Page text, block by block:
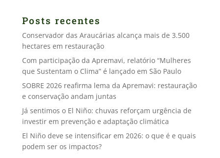
Posts recentes
Conservador das Araucárias alcança mais de 3.500
hectares em restauração
Com participação da Apremavi, relatório “Mulheres
que Sustentam o Clima” é lançado em São Paulo
SOBRE 2026 reafirma lema da Apremavi: restauração
e conservação andam juntas
Já sentimos o El Niño: chuvas reforçam urgência de
investir em prevenção e adaptação climática
El Niño deve se intensificar em 2026: o que é e quais
podem ser os impactos?